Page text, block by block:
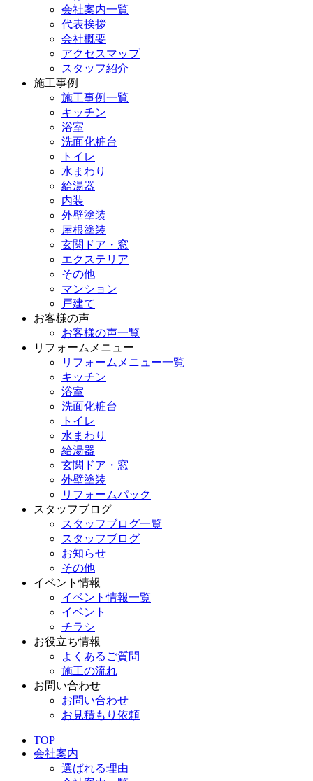
会社案内一覧
代表挨拶
会社概要
アクセスマップ
スタッフ紹介
施工事例
施工事例一覧
キッチン
浴室
洗面化粧台
トイレ
水まわり
給湯器
内装
外壁塗装
屋根塗装
玄関ドア・窓
エクステリア
その他
マンション
戸建て
お客様の声
お客様の声一覧
リフォームメニュー
リフォームメニュー一覧
キッチン
浴室
洗面化粧台
トイレ
水まわり
給湯器
玄関ドア・窓
外壁塗装
リフォームパック
スタッフブログ
スタッフブログ一覧
スタッフブログ
お知らせ
その他
イベント情報
イベント情報一覧
イベント
チラシ
お役立ち情報
よくあるご質問
施工の流れ
お問い合わせ
お問い合わせ
お見積もり依頼
TOP
会社案内
選ばれる理由